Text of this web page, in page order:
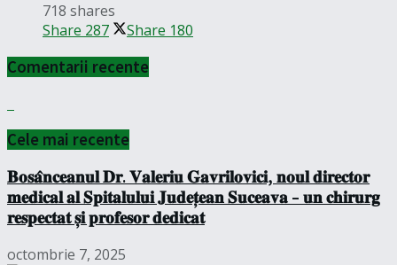
718 shares
Share 287 Share 180
Comentarii recente
Cele mai recente
𝐁𝐨𝐬𝐚̂𝐧𝐜𝐞𝐚𝐧𝐮𝐥 𝐃𝐫. 𝐕𝐚𝐥𝐞𝐫𝐢𝐮 𝐆𝐚𝐯𝐫𝐢𝐥𝐨𝐯𝐢𝐜𝐢, 𝐧𝐨𝐮𝐥 𝐝𝐢𝐫𝐞𝐜𝐭𝐨𝐫
𝐦𝐞𝐝𝐢𝐜𝐚𝐥 𝐚𝐥 𝐒𝐩𝐢𝐭𝐚𝐥𝐮𝐥𝐮𝐢 𝐉𝐮𝐝𝐞𝐭̦𝐞𝐚𝐧 𝐒𝐮𝐜𝐞𝐚𝐯𝐚 – 𝐮𝐧 𝐜𝐡𝐢𝐫𝐮𝐫𝐠
𝐫𝐞𝐬𝐩𝐞𝐜𝐭𝐚𝐭 𝐬̦𝐢 𝐩𝐫𝐨𝐟𝐞𝐬𝐨𝐫 𝐝𝐞𝐝𝐢𝐜𝐚𝐭
octombrie 7, 2025